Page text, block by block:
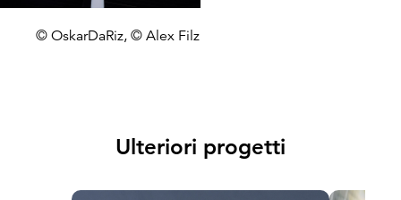
© OskarDaRiz, © Alex Filz
Ulteriori progetti